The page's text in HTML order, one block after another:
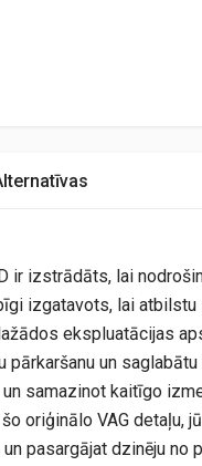
ir izstrādāts, lai
izgatavots, lai
ekspluatācijas
un
samazinot kaitīgo
oriģinālo VAG detaļu,
pasargājat dzinēju no